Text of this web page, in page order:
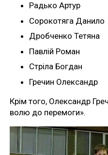
Радько Артур
Сорокотяга Данило
Дробченко Тетяна
Павлій Роман
Стріла Богдан
Гречин Олександр
Крім того, Олександр
волю до перемоги».